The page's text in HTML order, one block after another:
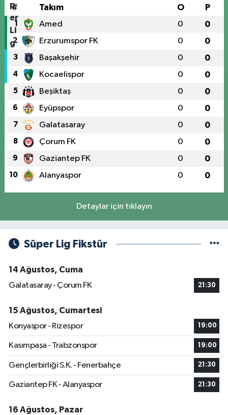
# Takım O P
1 Amed 0 0
2 Erzurumspor FK 0 0
3 Başakşehir 0 0
4 Kocaelispor 0 0
5 Beşiktaş 0 0
6 Eyüpspor 0 0
7 Galatasaray 0 0
8 Çorum FK 0 0
9 Gaziantep FK 0 0
10 Alanyaspor 0 0
Detaylar için tıklayın
Süper Lig Fikstür
14 Ağustos, Cuma
Galatasaray - Çorum FK
21:30
15 Ağustos, Cumartesi
Konyaspor - Rizespor
19:00
Kasımpaşa - Trabzonspor 19:00
Gençlerbirliği S.K. - Fenerbahçe 21:30
Gaziantep FK - Alanyaspor 21:30
16 Ağustos, Pazar